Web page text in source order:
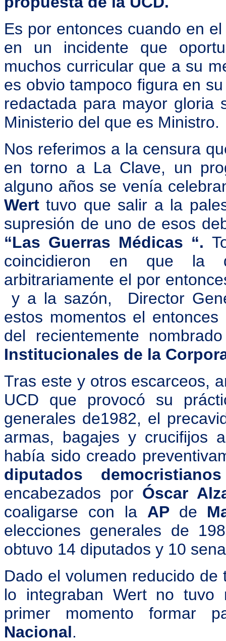
Es por entonces cuando en
en un incidente que
muchos curricular que a su
es obvio tampoco figura en
redactada para mayor
Ministerio del que es Ministro.
Nos referimos a la censura
en torno a La Clave, un
alguno años se venía
Wert tuvo que salir a la
supresión de uno de esos
“Las Guerras Médicas “.
coincidieron en que la
arbitrariamente el por
y a la sazón, Director
estos momentos el
del recientemente
Institucionales de la
Tras este y otros escarceos,
UCD que provocó su
generales de1982, el
armas, bagajes y crucifijos
había sido creado
diputados
encabezados por Óscar
coaligarse con la AP de
elecciones generales de
obtuvo 14 diputados y 10
Dado el volumen reducido
lo integraban Wert no tuvo
primer momento
Nacional.